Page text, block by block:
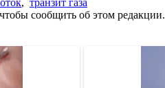
, транзит газа
сообщить об этом редакции.